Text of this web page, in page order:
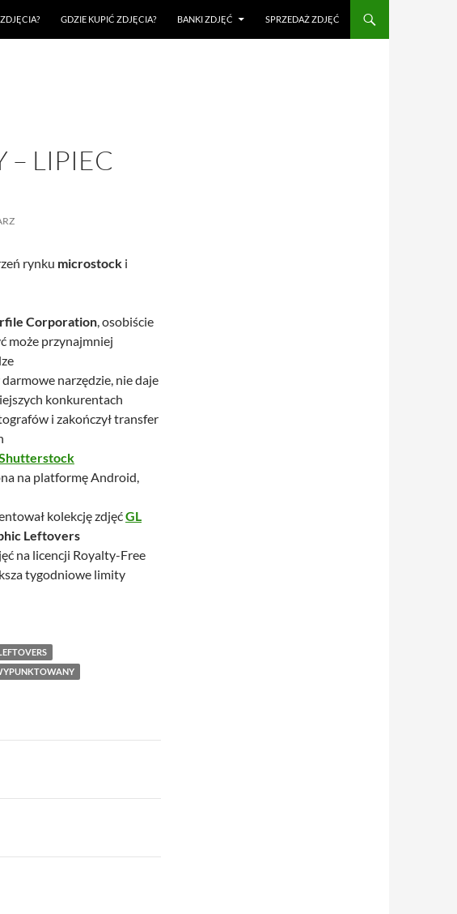
GDZIE KUPIĆ ZDJĘCIA? BANKI ZDJĘĆ SPRZEDAŻ ZDJĘĆ
– LIPIEC
rynku microstock i
Corporation, osobiście
może przynajmniej
darmowe narzędzie, nie daje
konkurentach
i zakończył transfer
na platformę Android,
kolekcję zdjęćGL
Leftovers
na licencji Royalty-Free
tygodniowe limity